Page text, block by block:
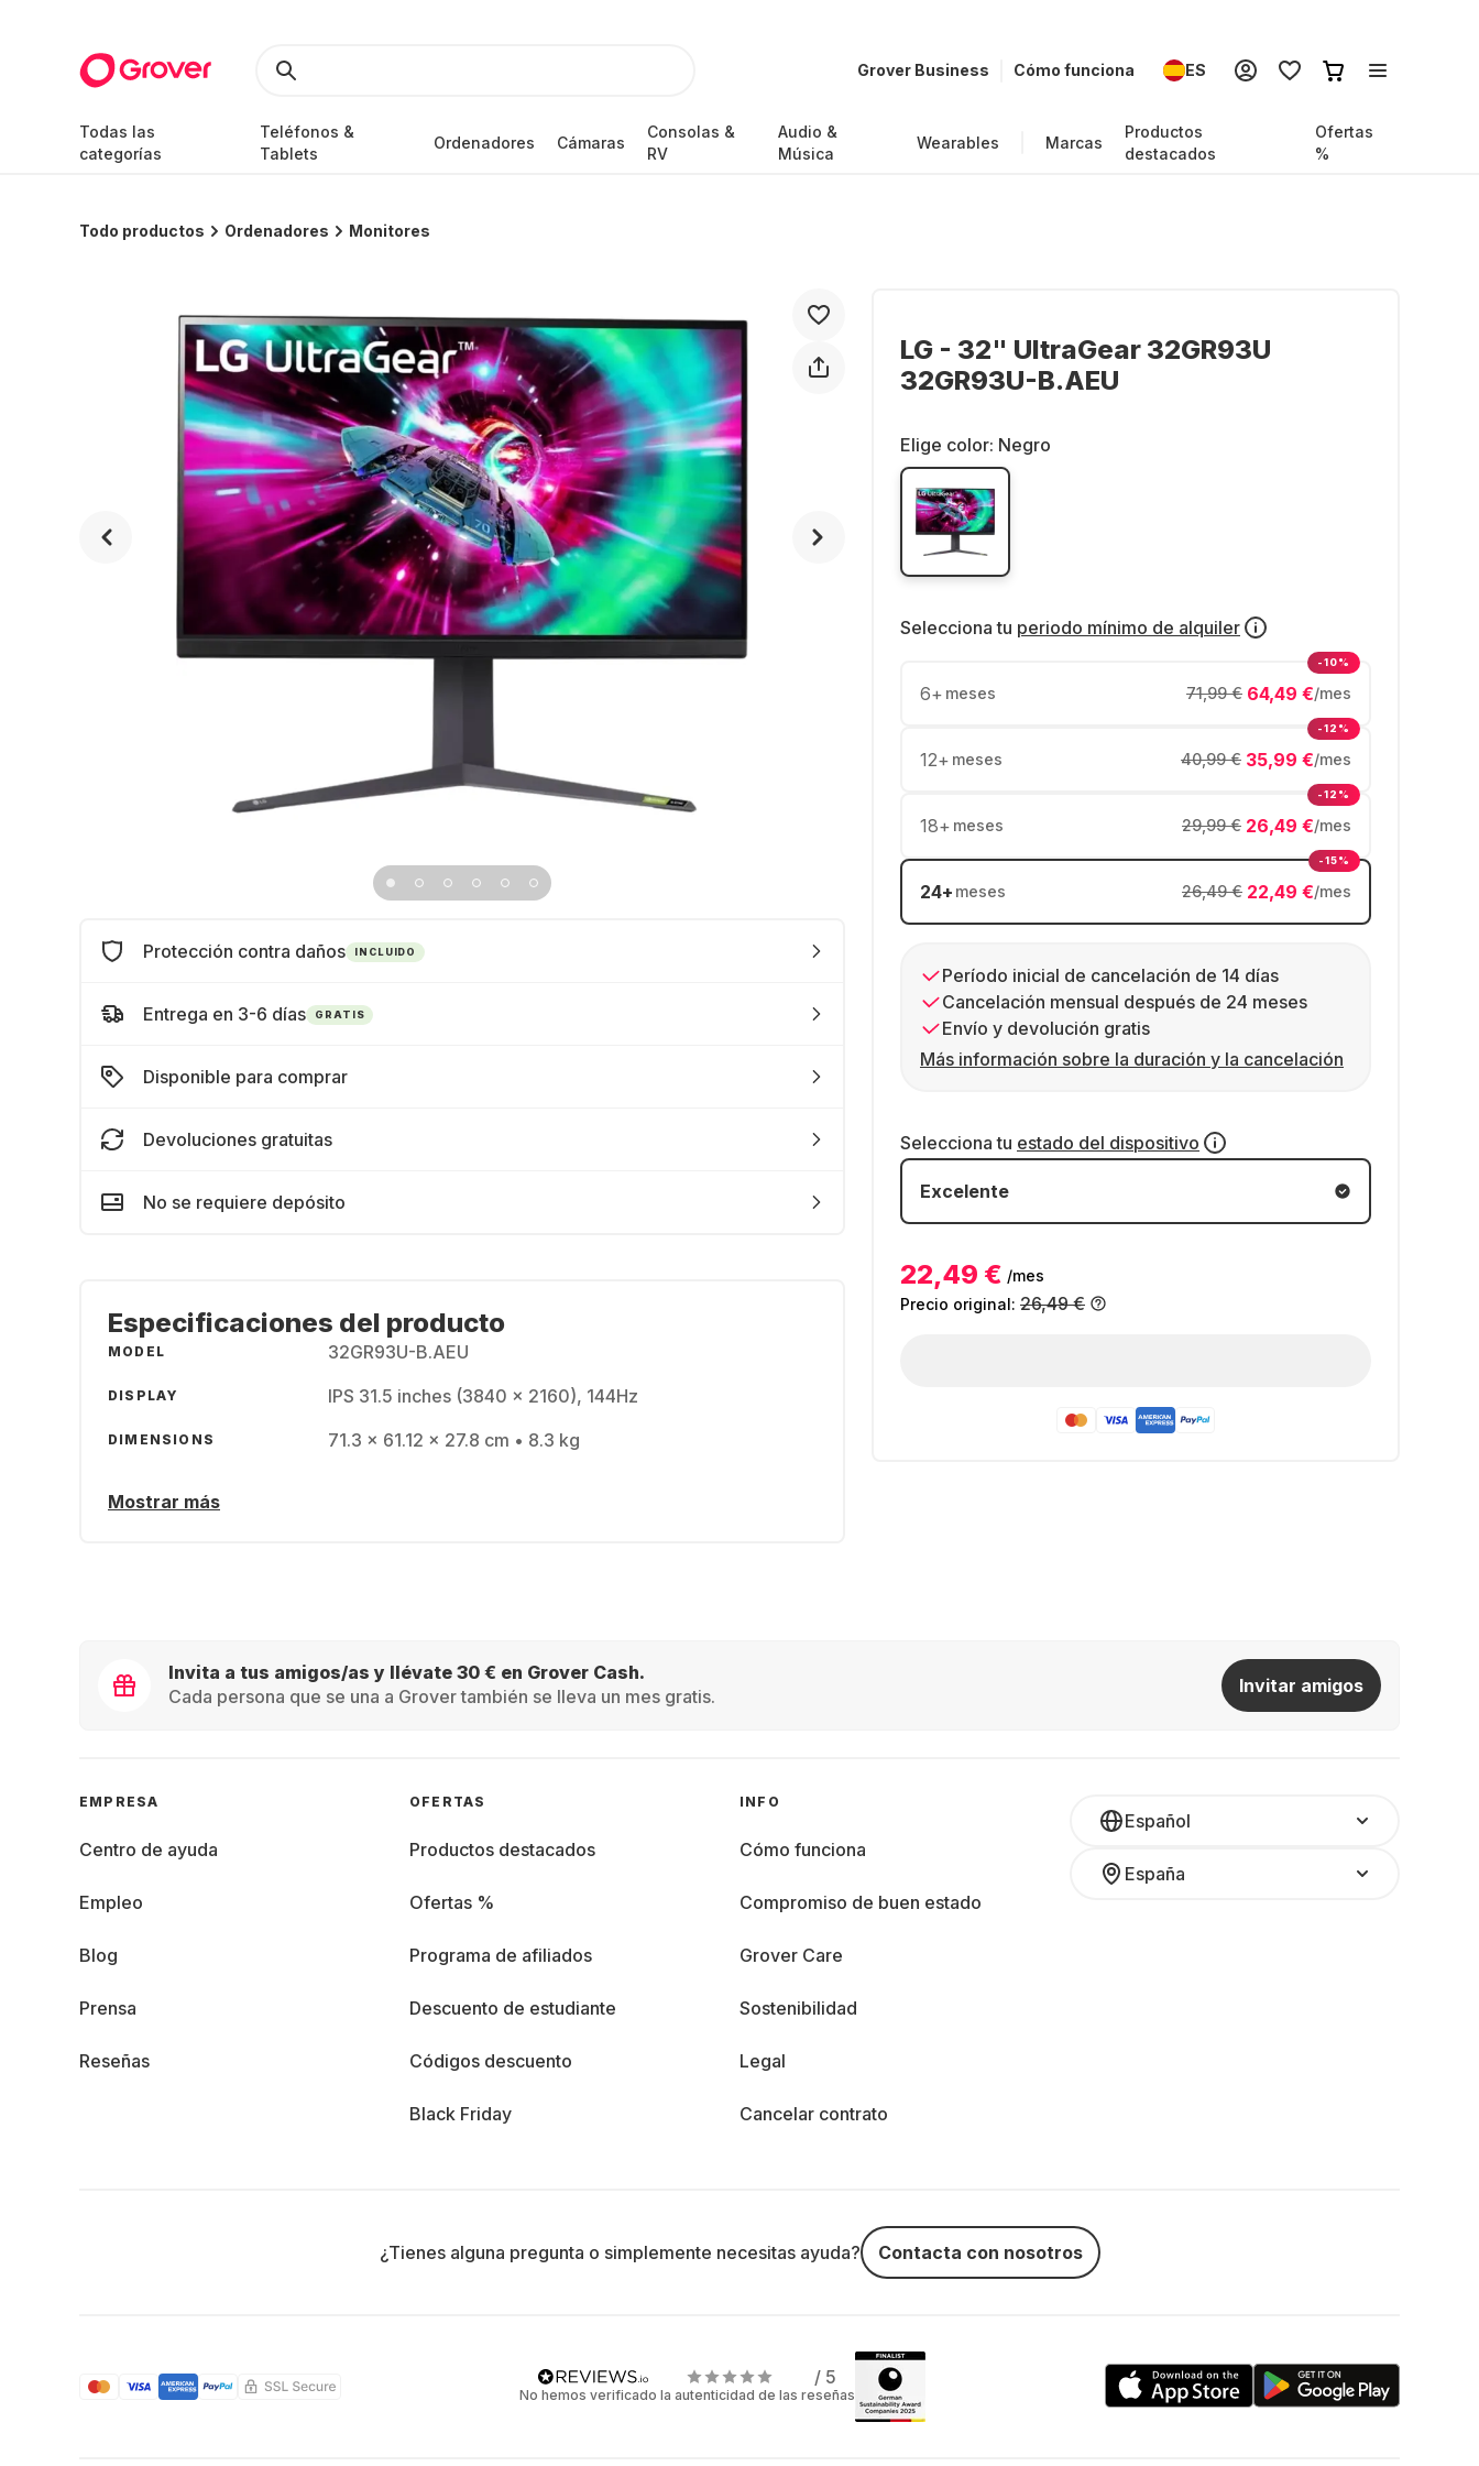
Grover Business Cómo funciona ES
Todas las
categorías
Teléfonos &
Tablets
Ordenadores Cámaras
Consolas &
RV
Audio &
Música
Wearables Marcas
Productos
destacados
Ofertas
%
Todo productos Ordenadores Monitores
LG - 32" UltraGear 32GR93U
32GR93U-B.AEU
Elige color: Negro
Selecciona tu periodo mínimo de alquiler
6+ meses 64,49 €/mes
71,99 €
-10%
12+ meses 35,99 €/mes
40,99 €
-12%
18+ meses 26,49 €/mes
29,99 €
-12%
24+ meses 22,49 €/mes
26,49 €
-15%
Período inicial de cancelación de 14 días
Cancelación mensual después de 24 meses
Envío y devolución gratis
Más información sobre la duración y la cancelación
Selecciona tu estado del dispositivo
Excelente
22,49 € /mes
Precio original: 26,49 €
Protección contra daños INCLUIDO
Entrega en 3-6 días GRATIS
Disponible para comprar
Devoluciones gratuitas
No se requiere depósito
Especificaciones del producto
MODEL 32GR93U-B.AEU
DISPLAY IPS 31.5 inches (3840 x 2160), 144Hz
DIMENSIONS 71.3 x 61.12 x 27.8 cm • 8.3 kg
Mostrar más
Invita a tus amigos/as y llévate 30 € en Grover Cash.
Cada persona que se una a Grover también se lleva un mes gratis.
Invitar amigos
Español
España
EMPRESA
Centro de ayuda
Empleo
Blog
Prensa
Reseñas
OFERTAS
Productos destacados
Ofertas %
Programa de afiliados
Descuento de estudiante
Códigos descuento
Black Friday
INFO
Cómo funciona
Compromiso de buen estado
Grover Care
Sostenibilidad
Legal
Cancelar contrato
¿Tienes alguna pregunta o simplemente necesitas ayuda? Contacta con nosotros
/ 5
No hemos verificado la autenticidad de las reseñas